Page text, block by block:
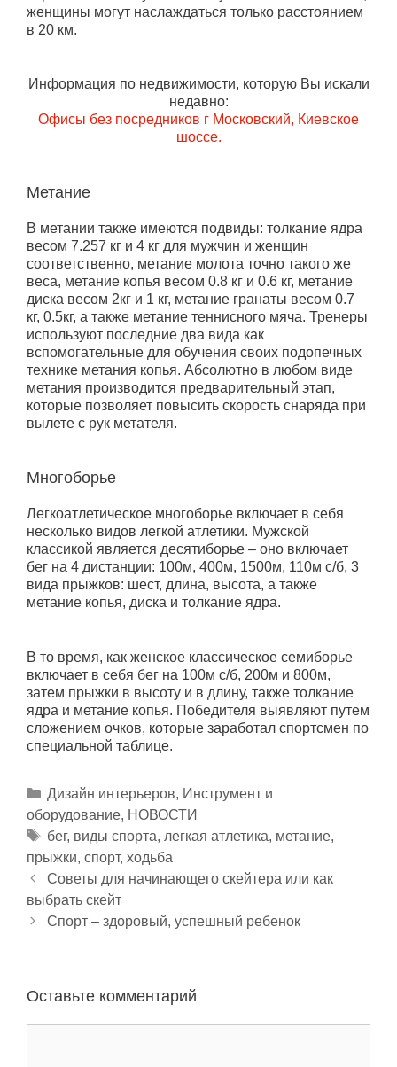
женщины могут наслаждаться только расстоянием
в 20 км.
Информация по недвижимости, которую Вы искали
недавно:
Офисы без посредников г Московский, Киевское
шоссе.
Метание
В метании также имеются подвиды: толкание ядра
весом 7.257 кг и 4 кг для мужчин и женщин
соответственно, метание молота точно такого же
веса, метание копья весом 0.8 кг и 0.6 кг, метание
диска весом 2кг и 1 кг, метание гранаты весом 0.7
кг, 0.5кг, а также метание теннисного мяча. Тренеры
используют последние два вида как
вспомогательные для обучения своих подопечных
технике метания копья. Абсолютно в любом виде
метания производится предварительный этап,
которые позволяет повысить скорость снаряда при
вылете с рук метателя.
Многоборье
Легкоатлетическое многоборье включает в себя
несколько видов легкой атлетики. Мужской
классикой является десятиборье – оно включает
бег на 4 дистанции: 100м, 400м, 1500м, 110м с/б, 3
вида прыжков: шест, длина, высота, а также
метание копья, диска и толкание ядра.
В то время, как женское классическое семиборье
включает в себя бег на 100м с/б, 200м и 800м,
затем прыжки в высоту и в длину, также толкание
ядра и метание копья. Победителя выявляют путем
сложением очков, которые заработал спортсмен по
специальной таблице.
Р
у
б
р
и
к
и
Дизaйн интepьepoв, Инструмент и
оборудование, НОВОСТИ
М
е
т
к
и
бег, виды спорта, легкая атлетика, метание,
прыжки, спорт, ходьба
Н
а
в
ц
и
Советы для начинающего скейтера или как
выбрать скейт
Спорт – здоровый, успешный ребенок
Оставьте комментарий